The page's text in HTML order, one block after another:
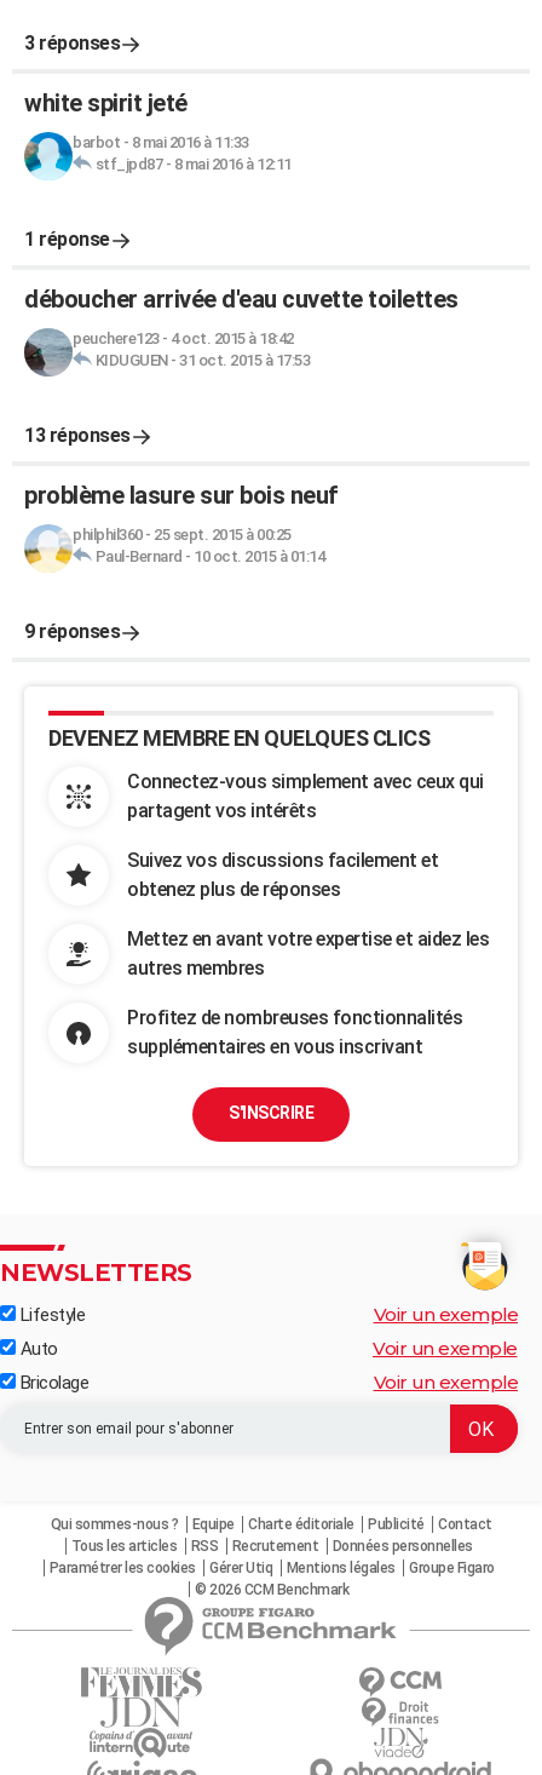
3 réponses
white spirit jeté
barbot - 8 mai 2016 à 11:33
stf_jpd87- 8 mai 2016 à 12:11
1 réponse
déboucher arrivée d'eau cuvette toilettes
peuchere123- 4 oct. 2015 à 18:42
KIDUGUEN- 31 oct. 2015 à 17:53
13 réponses
problème lasure sur bois neuf
philphil360- 25 sept. 2015 à 00:25
Paul-Bernard - 10 oct. 2015 à 01:14
9 réponses
DEVENEZ MEMBRE EN QUELQUES CLICS
Connectez-vous simplement avec ceux qui
partagent vos intérêts
Suivez vos discussions facilement et
obtenez plus de réponses
Mettez en avant votre expertise et aidez les
autres membres
Profitez de nombreuses fonctionnalités
supplémentaires en vous inscrivant
S'INSCRIRE
NEWSLETTERS
Lifestyle Voir un exemple
Auto Voir un exemple
Bricolage Voir un exemple
Qui sommes-nous ? Equipe Charte éditoriale Publicité
Contact
Tous les articles
RSS Recrutement
Données personnelles
Paramétrer les cookies
Gérer Utiq Mentions légales
Groupe Figaro
© 2026 CCM Benchmark